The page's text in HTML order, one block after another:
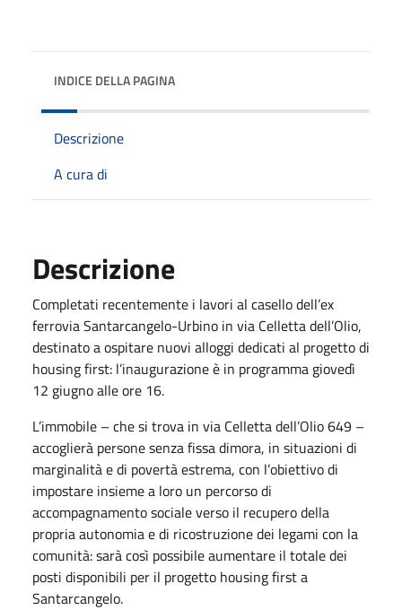
INDICE DELLA PAGINA
Descrizione
A cura di
Descrizione
Completati recentemente i lavori al casello dell’ex
ferrovia Santarcangelo-Urbino in via Celletta dell’Olio,
destinato a ospitare nuovi alloggi dedicati al progetto di
housing first: l’inaugurazione è in programma giovedì
12 giugno alle ore 16.
L’immobile – che si trova in via Celletta dell’Olio 649 –
accoglierà persone senza fissa dimora, in situazioni di
marginalità e di povertà estrema, con l’obiettivo di
impostare insieme a loro un percorso di
accompagnamento sociale verso il recupero della
propria autonomia e di ricostruzione dei legami con la
comunità: sarà così possibile aumentare il totale dei
posti disponibili per il progetto housing first a
Santarcangelo.